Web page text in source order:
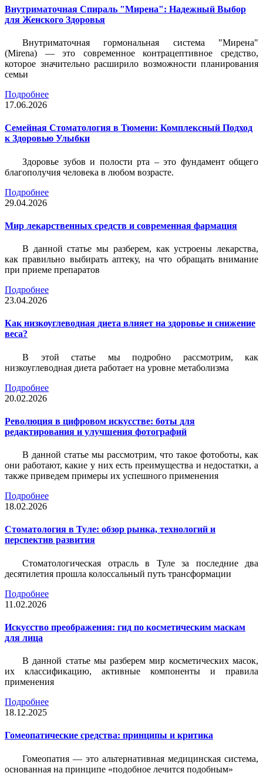
Внутриматочная Спираль "Мирена": Надежный Выбор
для Женского Здоровья
Внутриматочная гормональная система "Мирена"
(Mirena) — это современное контрацептивное средство,
которое значительно расширило возможности планирования
семьи
Подробнее
17.06.2026
Семейная Стоматология в Тюмени: Комплексный Подход
к Здоровью Улыбки
Здоровье зубов и полости рта – это фундамент общего
благополучия человека в любом возрасте.
Подробнее
29.04.2026
Мир лекарственных средств и современная фармация
В данной статье мы разберем, как устроены лекарства,
как правильно выбирать аптеку, на что обращать внимание
при приеме препаратов
Подробнее
23.04.2026
Как низкоуглеводная диета влияет на здоровье и снижение
веса?
В этой статье мы подробно рассмотрим, как
низкоуглеводная диета работает на уровне метаболизма
Подробнее
20.02.2026
Революция в цифровом искусстве: боты для
редактирования и улучшения фотографий
В данной статье мы рассмотрим, что такое фотоботы, как
они работают, какие у них есть преимущества и недостатки, а
также приведем примеры их успешного применения
Подробнее
18.02.2026
Стоматология в Туле: обзор рынка, технологий и
перспектив развития
Стоматологическая отрасль в Туле за последние два
десятилетия прошла колоссальный путь трансформации
Подробнее
11.02.2026
Искусство преображения: гид по косметическим маскам
для лица
В данной статье мы разберем мир косметических масок,
их классификацию, активные компоненты и правила
применения
Подробнее
18.12.2025
Гомеопатические средства: принципы и критика
Гомеопатия — это альтернативная медицинская система,
основанная на принципе «подобное лечится подобным»